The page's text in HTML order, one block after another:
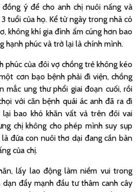
ý để cho anh chị nuôi nấng và
tuổi của họ. Kể từ ngày trong nhà có
không khí gia đình ấm cúng hơn bao
hạnh phúc và trở lại là chính mình.
phúc của đôi vợ chồng trẻ không kéo
cơn bạo bệnh phải đi viện, chồng
mắc ung thư phổi giai đoạn cuối, rồi
với căn bệnh quái ác anh đã ra đi
lại bao khó khăn vất vả trên đôi vai
chị không cho phép mình suy sụp
đứa con nuôi thơ dại đang cần bàn
của chị.
lấy lao động làm niềm vui trong
dạn đẩy mạnh đầu tư thâm canh cây